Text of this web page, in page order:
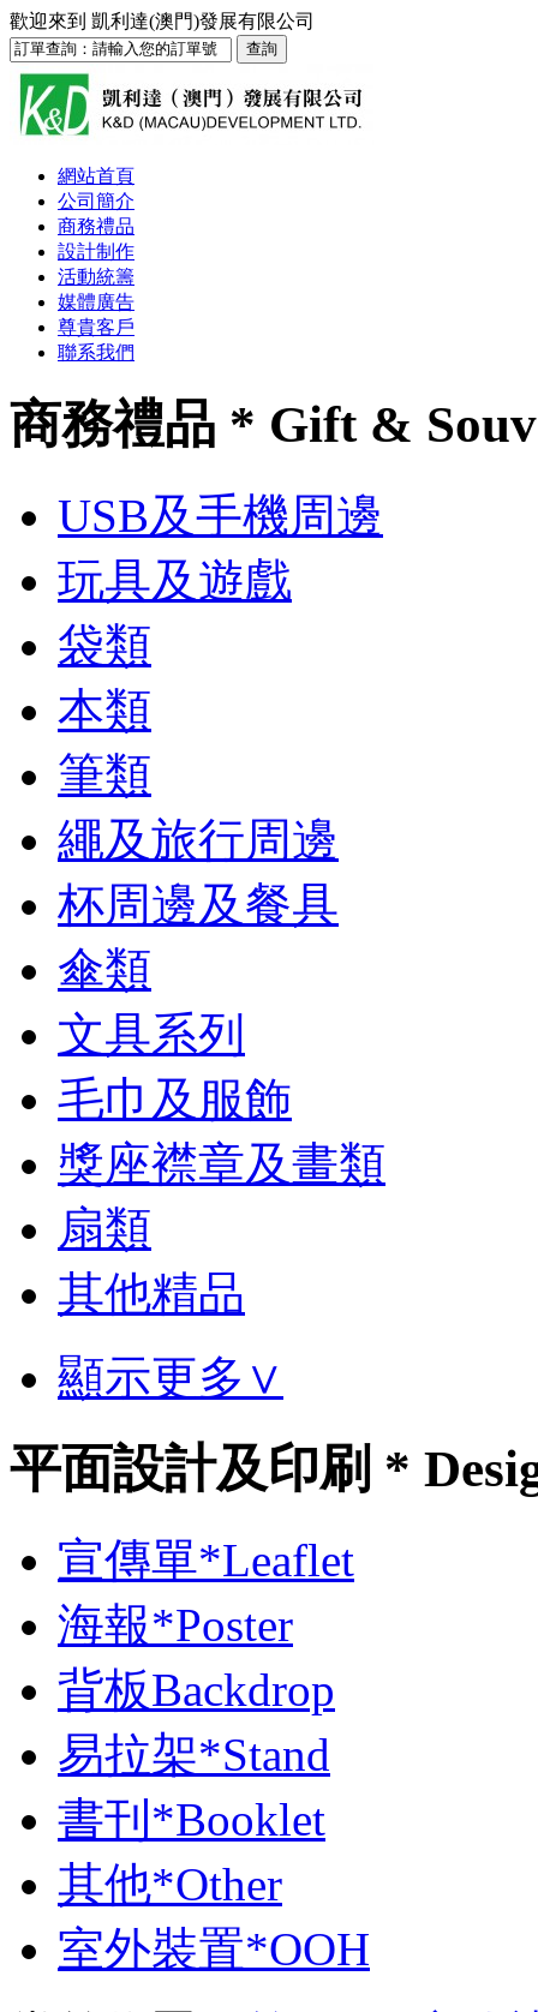
歡迎來到 凱利達(澳門)發展有限公司
網站首頁
公司簡介
商務禮品
設計制作
活動統籌
媒體廣告
尊貴客戶
聯系我們
商務禮品 * Gift &
USB及手機周邊
玩具及遊戲
袋類
本類
筆類
繩及旅行周邊
杯周邊及餐具
傘類
文具系列
毛巾及服飾
獎座襟章及畫類
扇類
其他精品
顯示更多∨
平面設計及印刷 *
宣傳單*Leaflet
海報*Poster
背板Backdrop
易拉架*Stand
書刊*Booklet
其他*Other
室外裝置*OOH